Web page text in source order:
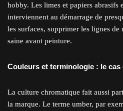
hobby. Les limes et papiers abrasifs
interviennent au démarrage de
les surfaces, supprimer les lignes de
saine avant peinture.
Couleurs et terminologie : le cas
La culture chromatique fait aussi
la marque. Le terme umber, par